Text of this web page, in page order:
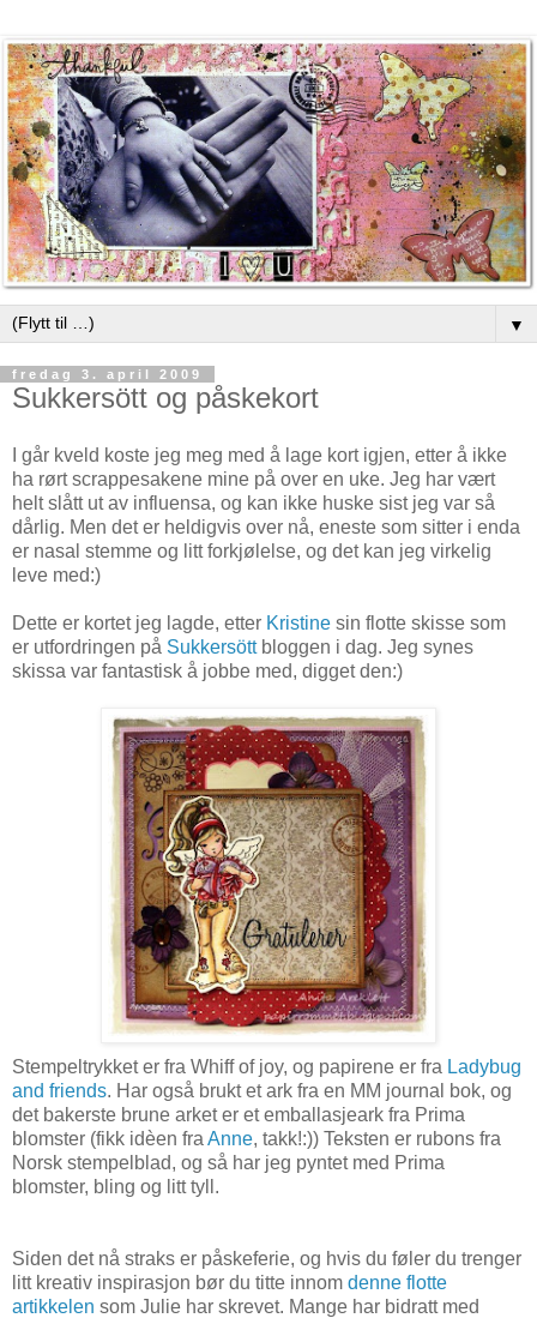
▼
fredag 3. april 2009
Sukkersött og påskekort
I går kveld koste jeg meg med å lage kort igjen, etter å ikke
ha rørt scrappesakene mine på over en uke. Jeg har vært
helt slått ut av influensa, og kan ikke huske sist jeg var så
dårlig. Men det er heldigvis over nå, eneste som sitter i enda
er nasal stemme og litt forkjølelse, og det kan jeg virkelig
leve med:)
Dette er kortet jeg lagde, etter Kristine sin flotte skisse som
er utfordringen på Sukkersöttbloggen i dag. Jeg synes
skissa var fantastisk å jobbe med, digget den:)
Stempeltrykket er fra Whiff of joy, og papirene er fra Ladybug
and friends. Har også brukt et ark fra en MM journal bok, og
det bakerste brune arket er et emballasjeark fra Prima
blomster (fikk idèen fra Anne, takk!:)) Teksten er rubons fra
Norsk stempelblad, og så har jeg pyntet med Prima
blomster, bling og litt tyll.
Siden det nå straks er påskeferie, og hvis du føler du trenger
litt kreativ inspirasjon bør du titte innom denne flotte
artikkelen som Julie har skrevet. Mange har bidratt med